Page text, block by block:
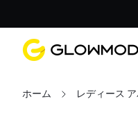
ホーム レディース